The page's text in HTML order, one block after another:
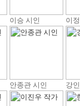
이승 시인 이
안종관 시인 강